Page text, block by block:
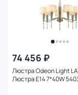
74 456 ₽
Люстра Odeon Light
Люстра E14 7*40W